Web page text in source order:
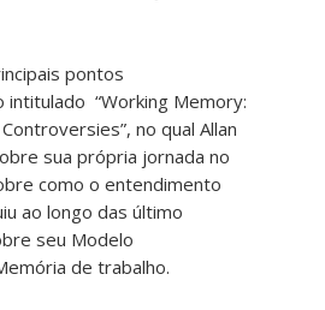
pontos
“Working Memory:
no qual Allan
sua própria jornada no
como o entendimento
ao longo das último
seu Modelo
de trabalho.